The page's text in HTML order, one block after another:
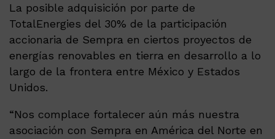
La posible adquisición por parte de
TotalEnergies del 30% de la participación
accionaria de Sempra en ciertos proyectos de
energías renovables en tierra en desarrollo a lo
largo de la frontera entre México y Estados
Unidos.
“Nos complace fortalecer aún más nuestra
asociación con Sempra en América del Norte en